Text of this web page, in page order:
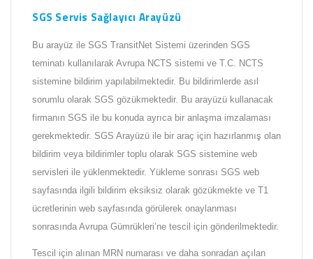
SGS Servis Sağlayıcı Arayüzü
Bu arayüz ile SGS TransitNet Sistemi üzerinden SGS
teminatı kullanılarak Avrupa NCTS sistemi ve T.C. NCTS
sistemine bildirim yapılabilmektedir. Bu bildirimlerde asıl
sorumlu olarak SGS gözükmektedir. Bu arayüzü kullanacak
firmanın SGS ile bu konuda ayrıca bir anlaşma imzalaması
gerekmektedir. SGS Arayüzü ile bir araç için hazırlanmış olan
bildirim veya bildirimler toplu olarak SGS sistemine web
servisleri ile yüklenmektedir. Yükleme sonrası SGS web
sayfasında ilgili bildirim eksiksiz olarak gözükmekte ve T1
ücretlerinin web sayfasında görülerek onaylanması
sonrasında Avrupa Gümrükleri’ne tescil için gönderilmektedir.
Tescil için alınan MRN numarası ve daha sonradan açılan